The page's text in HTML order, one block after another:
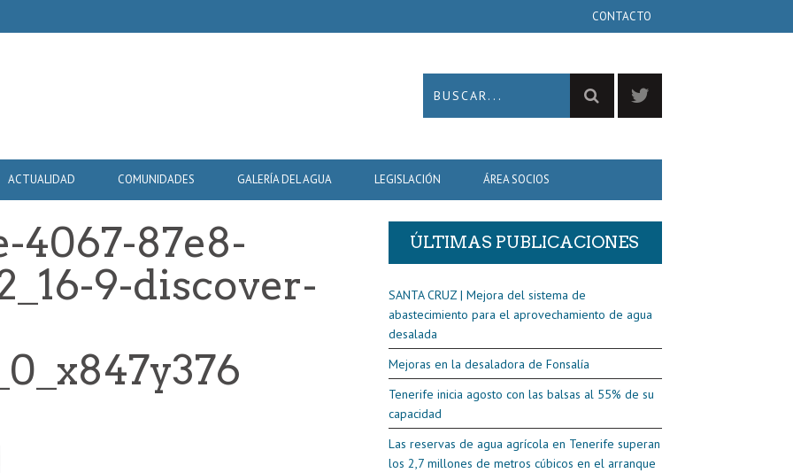
CONTACTO
ACTUALIDAD COMUNIDADES GALERÍA DEL AGUA LEGISLACIÓN ÁREA SOCIOS
4067-87e8-
9-discover-
ÚLTIMAS PUBLICACIONES
SANTA CRUZ | Mejora del sistema de
abastecimiento para el aprovechamiento de agua
desalada
Mejoras en la desaladora de Fonsalía
Tenerife inicia agosto con las balsas al 55% de su
capacidad
Las reservas de agua agrícola en Tenerife superan
los 2,7 millones de metros cúbicos en el arranque